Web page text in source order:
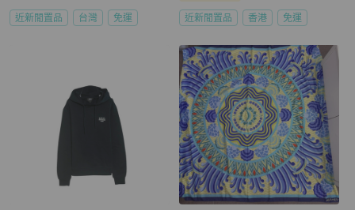
近新閒置品 台灣 免運 近新閒置品 香港 免運